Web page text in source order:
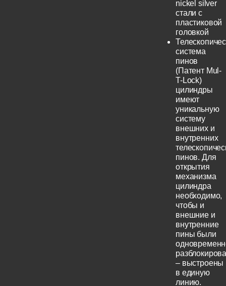
nickel silver
стали с
пластиковой
головкой
система
пинов
(Патент Mul-
T-Lock)
цилиндры
имеют
уникальную
систему
внешних и
внутренних
пинов. Для
открытия
механизма
цилиндра
необходимо,
чтобы и
внешние и
внутренние
пины были
– выстроены
в единую
линию.